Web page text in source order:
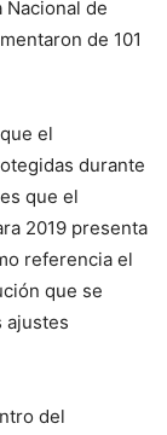
de
de 101
el
durante
que el
2019 presenta
referencia el
que se
ajustes
del